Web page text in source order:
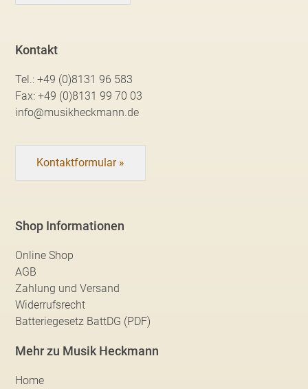
Kontakt
Tel.:+49 (0)8131 96 583
Fax:+49 (0)8131 99 70 03
info@musikheckmann.de
Kontaktformular »
Shop Informationen
Online Shop
AGB
Zahlung und Versand
Widerrufsrecht
Batteriegesetz BattDG (PDF)
Mehr zu Musik Heckmann
Home